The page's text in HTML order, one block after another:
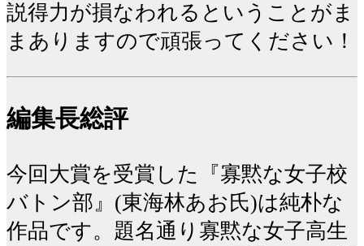
説得力が損なわれるということがま
まありますので頑張ってください！
編集長総評
今回大賞を受賞した『寡黙な女子校
バトン部』(東海林あお氏)は純朴な
作品です。題名通り寡黙な女子高生